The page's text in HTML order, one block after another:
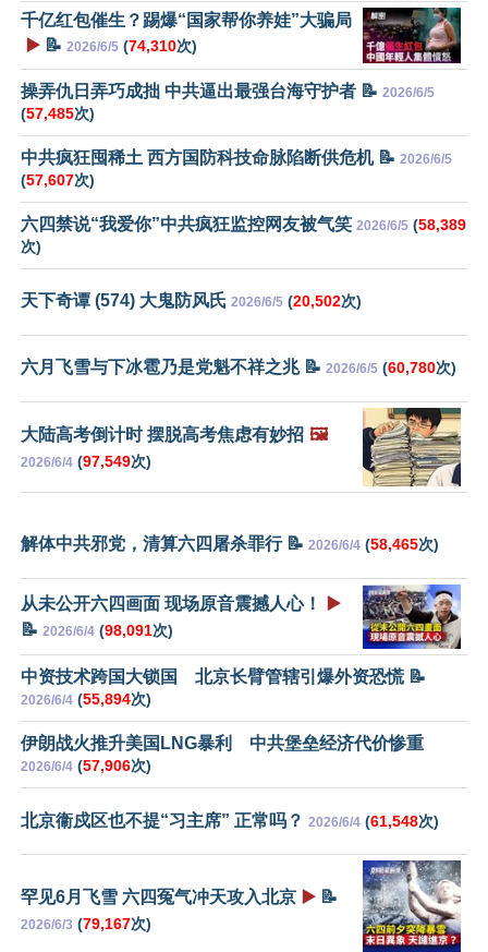
千亿红包催生？踢爆“国家帮你养娃”大骗局
▶️ 📝 2026/6/5 (74,310次)
操弄仇日弄巧成拙 中共逼出最强台海守护者 📝 2026/6/5
(57,485次)
中共疯狂囤稀土 西方国防科技命脉陷断供危机 📝 2026/6/5
(57,607次)
六四禁说“我爱你”中共疯狂监控网友被气笑 2026/6/5 (58,389
次)
天下奇谭 (574) 大鬼防风氏 2026/6/5 (20,502次)
六月飞雪与下冰雹乃是党魁不祥之兆 📝 2026/6/5 (60,780次)
大陆高考倒计时 摆脱高考焦虑有妙招 🖼️
2026/6/4 (97,549次)
解体中共邪党，清算六四屠杀罪行 📝 2026/6/4 (58,465次)
从未公开六四画面 现场原音震撼人心！
▶️
📝 2026/6/4 (98,091次)
中资技术跨国大锁国 北京长臂管辖引爆外资恐慌 📝
2026/6/4 (55,894次)
伊朗战火推升美国LNG暴利 中共堡垒经济代价惨重
2026/6/4 (57,906次)
北京衞戍区也不提“习主席” 正常吗？ 2026/6/4 (61,548次)
罕见6月飞雪 六四冤气冲天攻入北京 ▶️ 📝
2026/6/3 (79,167次)